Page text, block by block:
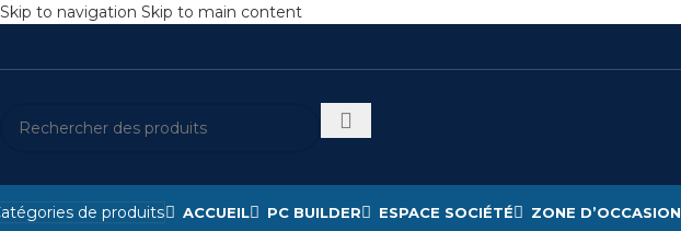
Skip to navigation Skip to main content
de produits ACCUEIL PC BUILDER ESPACE SOCIÉTÉ ZONE D’OCCASION